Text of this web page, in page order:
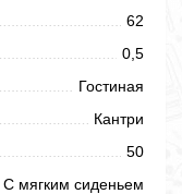
62
0,5
Гостиная
Кантри
50
С мягким сиденьем